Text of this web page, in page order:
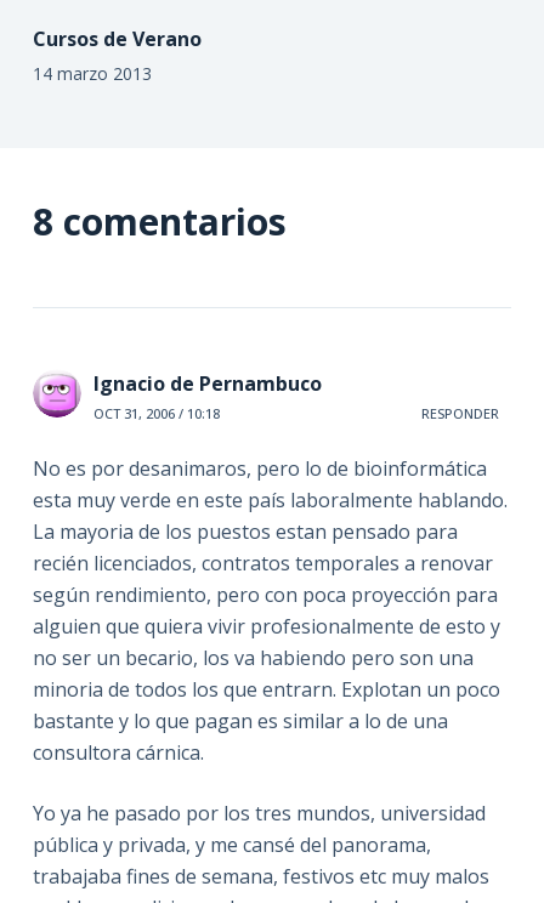
Cursos de Verano
14 marzo 2013
8 comentarios
Ignacio de Pernambuco
OCT 31, 2006 / 10:18 RESPONDER
No es por desanimaros, pero lo de bioinformática
esta muy verde en este país laboralmente hablando.
La mayoria de los puestos estan pensado para
recién licenciados, contratos temporales a renovar
según rendimiento, pero con poca proyección para
alguien que quiera vivir profesionalmente de esto y
no ser un becario, los va habiendo pero son una
minoria de todos los que entrarn. Explotan un poco
bastante y lo que pagan es similar a lo de una
consultora cárnica.
Yo ya he pasado por los tres mundos, universidad
pública y privada, y me cansé del panorama,
trabajaba fines de semana, festivos etc muy malos